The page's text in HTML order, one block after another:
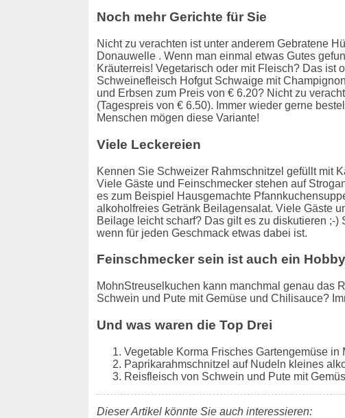
Noch mehr Gerichte für Sie
Nicht zu verachten ist unter anderem Gebratene
Donauwelle . Wenn man einmal etwas Gutes
Kräuterreis! Vegetarisch oder mit Fleisch? Das ist
Schweinefleisch Hofgut Schwaige mit
und Erbsen zum Preis von € 6.20? Nicht zu
(Tagespreis von € 6.50). Immer wieder gerne
Menschen mögen diese Variante!
Viele Leckereien
Kennen Sie Schweizer Rahmschnitzel gefüllt mit
Viele Gäste und Feinschmecker stehen auf
es zum Beispiel Hausgemachte
alkoholfreies Getränk Beilagensalat. Viele Gäste
Beilage leicht scharf? Das gilt es zu diskutieren ;-
wenn für jeden Geschmack etwas dabei ist.
Feinschmecker sein ist auch ein
MohnStreuselkuchen kann manchmal genau das
Schwein und Pute mit Gemüse und Chilisauce?
Und was waren die Top Drei
Vegetable Korma Frisches Gartengemüse
Paprikarahmschnitzel auf Nudeln kleines
Reisfleisch von Schwein und Pute mit
Dieser Artikel könnte Sie auch interessieren: